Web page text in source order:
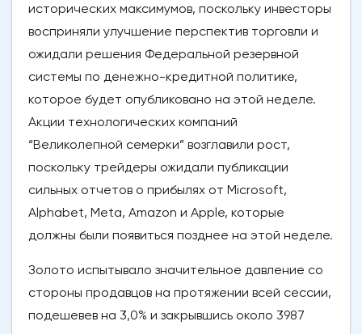
исторических максимумов, поскольку инвесторы
восприняли улучшение перспектив торговли и
ожидали решения Федеральной резервной
системы по денежно-кредитной политике,
которое будет опубликовано на этой неделе.
Акции технологических компаний
“Великолепной семерки” возглавили рост,
поскольку трейдеры ожидали публикации
сильных отчетов о прибылях от Microsoft,
Alphabet, Meta, Amazon и Apple, которые
должны были появиться позднее на этой неделе.
Золото испытывало значительное давление со
стороны продавцов на протяжении всей сессии,
подешевев на 3,0% и закрывшись около 3987